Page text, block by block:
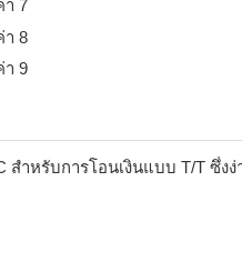
ำหรับการโอนเงินแบบ T/T ซึ่ง